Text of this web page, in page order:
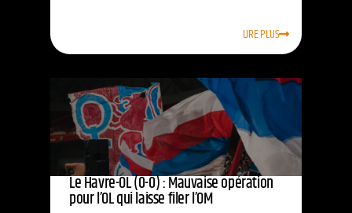
LIRE PLUS
Le Havre-OL (0-0) : Mauvaise opération
pour l’OL qui laisse filer l’OM